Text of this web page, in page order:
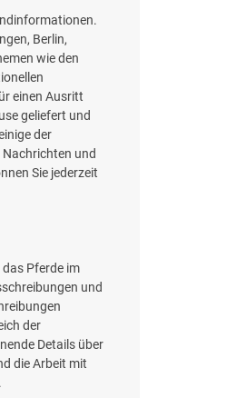
Berlin,
wie den
einen Ausritt
geliefert und
der
und
Sie jederzeit
Pferde im
und
der
Details über
die Arbeit mit